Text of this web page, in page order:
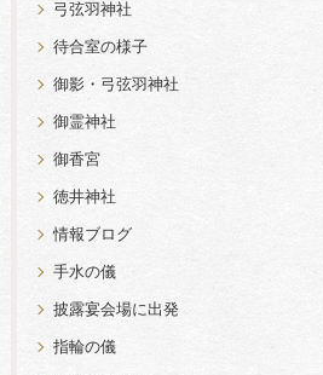
弓弦羽神社
待合室の様子
御影・弓弦羽神社
御霊神社
御香宮
徳井神社
情報ブログ
手水の儀
披露宴会場に出発
指輪の儀